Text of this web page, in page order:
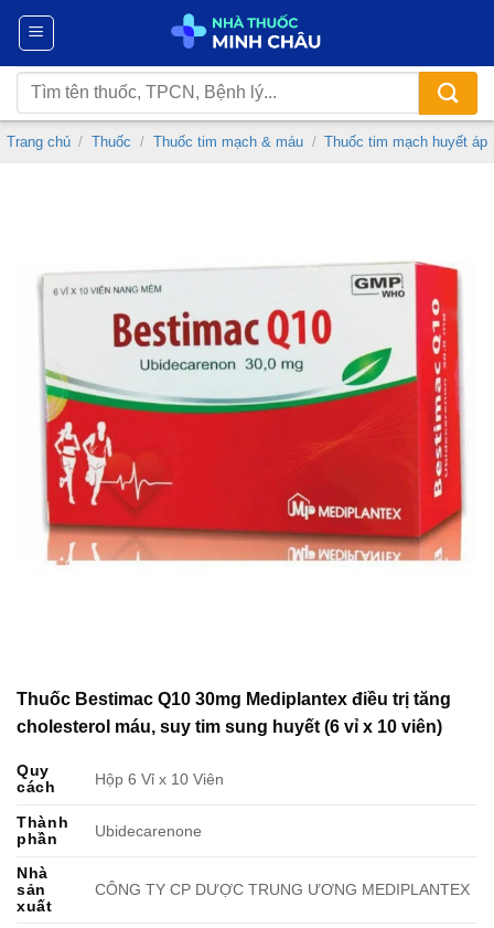
Chuyển
nội
dung
Tìm
kiếm:
Trang chủ / Thuốc / Thuốc tim mạch & máu / Thuốc tim mạch huyết áp
Thuốc Bestimac Q10 30mg Mediplantex điều trị tăng
cholesterol máu, suy tim sung huyết (6 vỉ x 10 viên)
Quy
cách
Hộp 6 Vỉ x 10 Viên
Thành
phần
Ubidecarenone
Nhà
sản
xuất
CÔNG TY CP DƯỢC TRUNG ƯƠNG MEDIPLANTEX